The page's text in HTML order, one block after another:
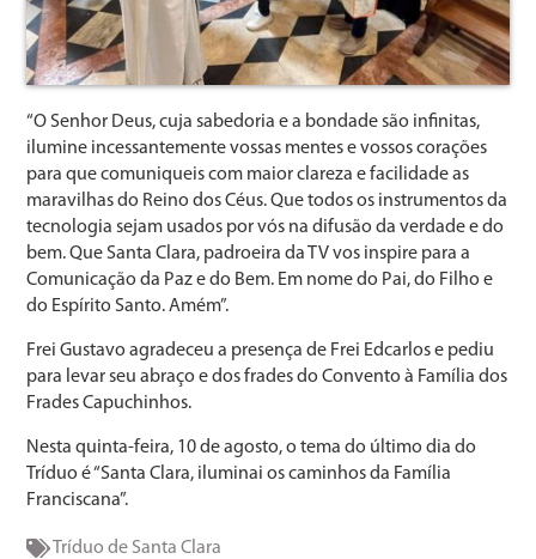
“O Senhor Deus, cuja sabedoria e a bondade são infinitas,
ilumine incessantemente vossas mentes e vossos corações
para que comuniqueis com maior clareza e facilidade as
maravilhas do Reino dos Céus. Que todos os instrumentos da
tecnologia sejam usados por vós na difusão da verdade e do
bem. Que Santa Clara, padroeira da TV vos inspire para a
Comunicação da Paz e do Bem. Em nome do Pai, do Filho e
do Espírito Santo. Amém”.
Frei Gustavo agradeceu a presença de Frei Edcarlos e pediu
para levar seu abraço e dos frades do Convento à Família dos
Frades Capuchinhos.
Nesta quinta-feira, 10 de agosto, o tema do último dia do
Tríduo é “Santa Clara, iluminai os caminhos da Família
Franciscana”.
Tríduo de Santa Clara